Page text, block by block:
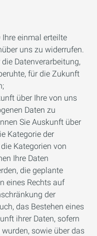
Ihre einmal erteilte
uns zu widerrufen.
Datenverarbeitung,
für die Zukunft
über Ihre von uns
Daten zu
Sie Auskunft über
Kategorie der
Kategorien von
Ihre Daten
die geplante
eines Rechts auf
der
das Bestehen eines
ihrer Daten, sofern
sowie über das